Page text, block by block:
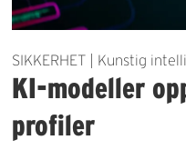
SIKKERHET | Kunstig
KI-modeller
profiler